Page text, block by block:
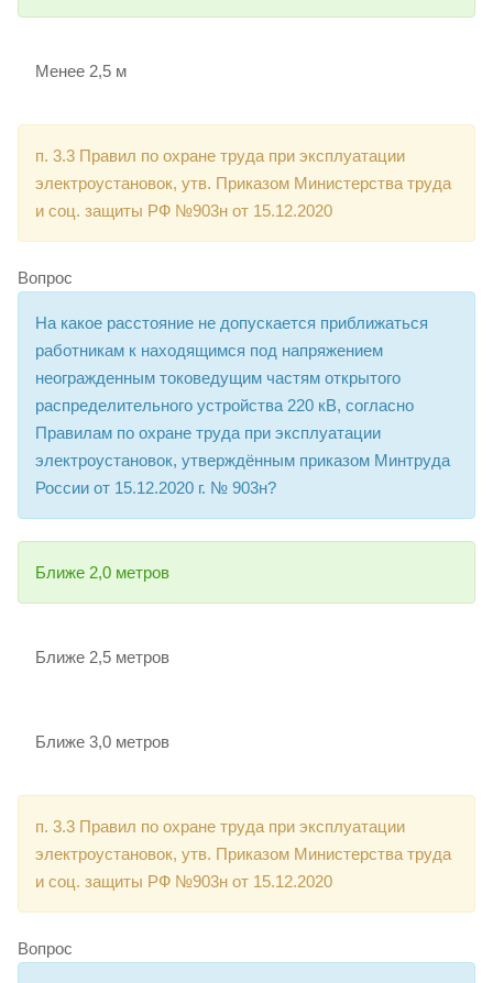
Менее 2,5 м
п. 3.3 Правил по охране труда при эксплуатации
электроустановок, утв. Приказом Министерства труда
и соц. защиты РФ №903н от 15.12.2020
Вопрос
На какое расстояние не допускается приближаться
работникам к находящимся под напряжением
неогражденным токоведущим частям открытого
распределительного устройства 220 кВ, согласно
Правилам по охране труда при эксплуатации
электроустановок, утверждённым приказом Минтруда
России от 15.12.2020 г. № 903н?
Ближе 2,0 метров
Ближе 2,5 метров
Ближе 3,0 метров
п. 3.3 Правил по охране труда при эксплуатации
электроустановок, утв. Приказом Министерства труда
и соц. защиты РФ №903н от 15.12.2020
Вопрос